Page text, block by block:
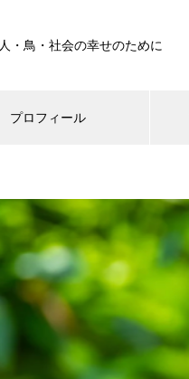
人・鳥・社会の幸せのために
プロフィール